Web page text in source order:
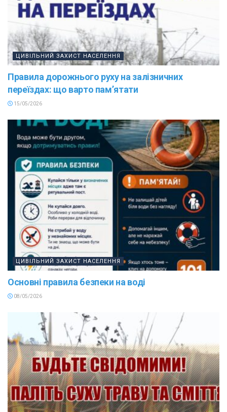
ЦИВІЛЬНИЙ ЗАХИСТ НАСЕЛЕННЯ
Правила дорожнього руху на залізничних
переїздах: що варто пам’ятати
15/05/2026
ЦИВІЛЬНИЙ ЗАХИСТ НАСЕЛЕННЯ
Основні правила безпеки на воді
08/05/2026